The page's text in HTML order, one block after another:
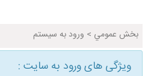
بخش عمومي > ورود به سیستم
ویژگی های ورود به سایت :